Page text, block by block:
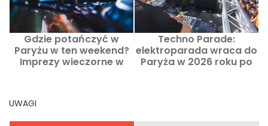
Gdzie potańczyć w
Paryżu w ten weekend?
Imprezy wieczorne w
Techno Parade:
elektroparada wraca do
Paryża w 2026 roku po
UWAGI